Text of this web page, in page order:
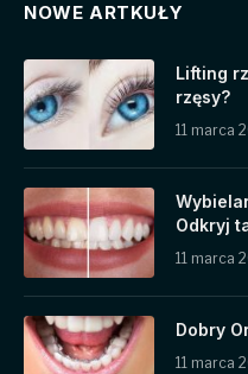
NOWE ARTKUŁY
Lifting
rzęsy?
11 marca
Odkryj
11 marca
Dobry
11 marca